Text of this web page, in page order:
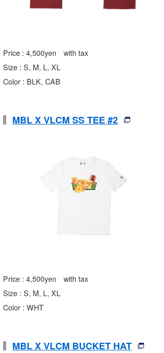
Price : 4,500yen with tax
Size : S, M, L, XL
Color : BLK, CAB
MBL X VLCM SS TEE #2
Price : 4,500yen with tax
Size : S, M, L, XL
Color : WHT
MBL X VLCM BUCKET HAT